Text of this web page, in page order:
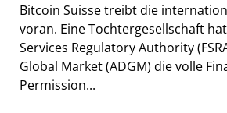
Bitcoin Suisse treibt die
voran. Eine Tochtergesellschaft
Services Regulatory Authority
Global Market (ADGM) die volle
Permission...